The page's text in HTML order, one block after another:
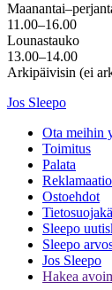
11.00–16.00
Lounastauko
13.00–14.00
Arkipäivisin (ei
Jos Sleepo
Ota meihin
Toimitus
Palata
Reklamaatio
Ostoehdot
Sleepo
Sleepo
Jos Sleepo
Hakea